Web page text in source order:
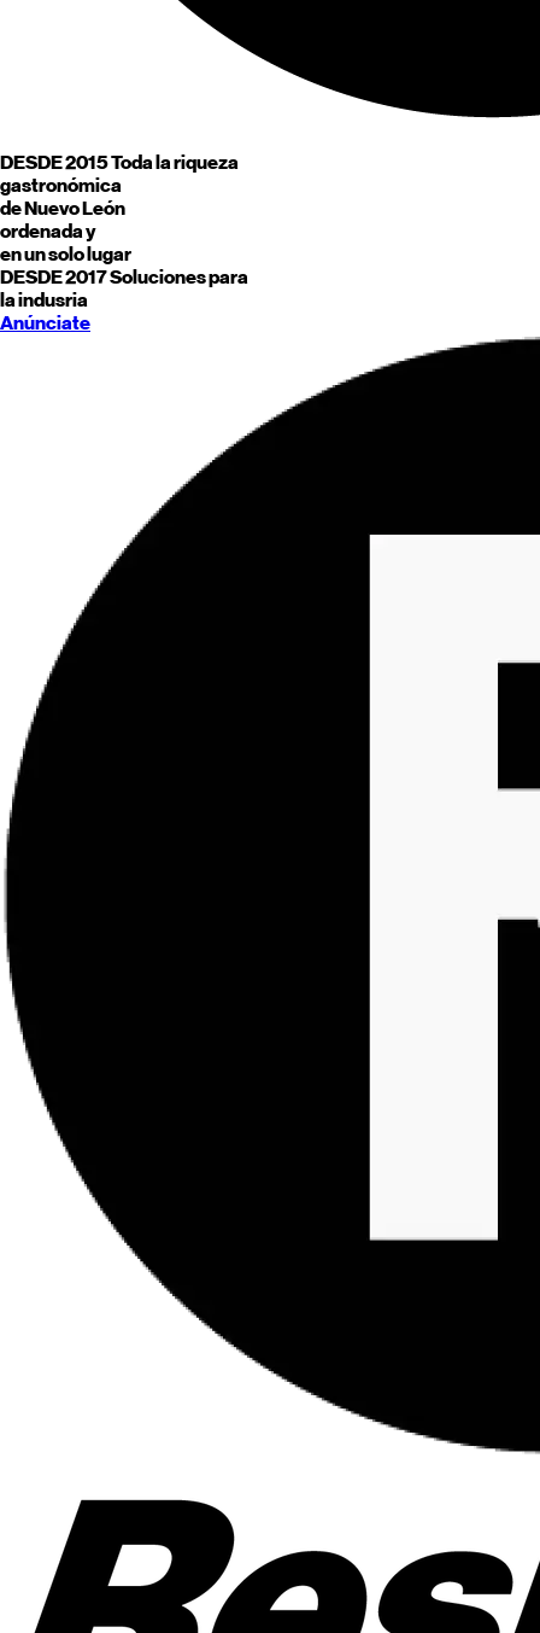
DESDE 2015Toda la riqueza
gastronómica
deNuevo León
ordenada y
en un solo lugar
DESDE 2017Soluciones para
la indusria
Anúnciate